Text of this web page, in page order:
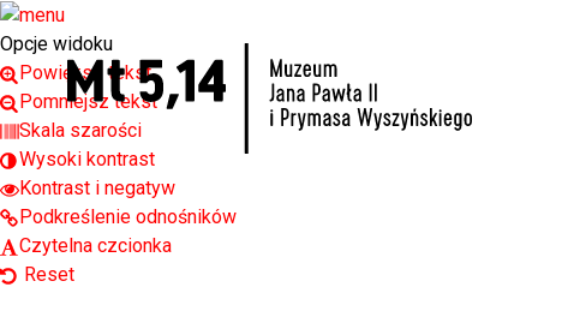
Open toolbar
Opcje widoku
Powiększ tekst
Pomniejsz tekst
Skala szarości
Wysoki kontrast
Kontrast i negatyw
Podkreślenie odnośników
Czytelna czcionka
Reset